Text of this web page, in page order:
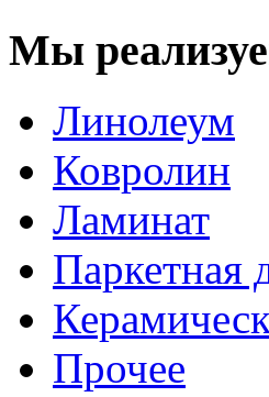
Мы
Линолеум
Ковролин
Ламинат
Паркетная
Прочее